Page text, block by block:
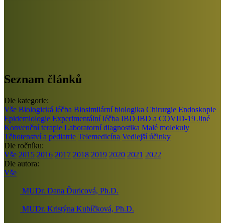
Seznam článků
Dle kategorie:
Vše Biologická léčba Biosimilární biologika Chirurgie Endoskopie
Epidemiologie Experimentální léčba IBD IBD a COVID-19 Jiné
Konvenční terapie Laboratorní diagnostika Malé molekuly
Těhotenství a pediatrie Telemedicína Vedlejší účinky
Dle ročníku:
Vše 2015 2016 2017 2018 2019 2020 2021 2022
Dle autora:
Vše
MUDr. Dana Ďuricová, Ph.D.
MUDr. Kristýna Kubíčková, Ph.D.